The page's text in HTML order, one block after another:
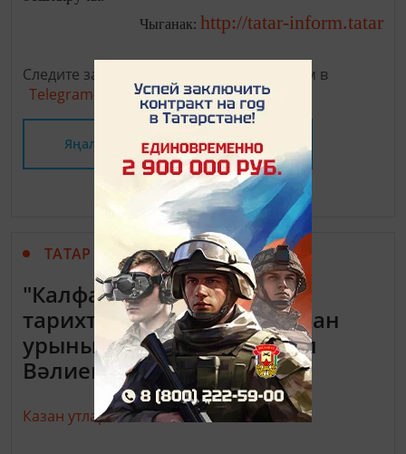
Чыганак: http://tatar-inform.tatar
Следите за самым важным и интересным в
Telegram-канале Татмедиа
Яңалыклар битенә керегез
ТАТАР МАТБУГАТЫ
"Калфак татарларның
тарихтагы яңа хәлен, тоткан
урынын күрсәткән" - Гүзәл
Вәлиева-Сөләйманова
Казан утлары, 22 март 2017 - 17:16